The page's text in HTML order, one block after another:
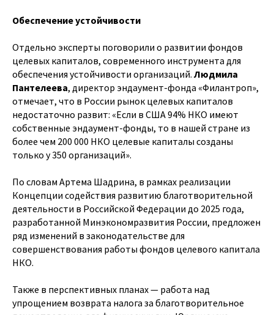
Обеспечение устойчивости
Отдельно эксперты поговорили о развитии фондов
целевых капиталов, современного инструмента для
обеспечения устойчивости организаций. Людмила
Пантелеева, директор эндаумент-фонда «Филантроп»,
отмечает, что в России рынок целевых капиталов
недостаточно развит: «Если в США 94% НКО имеют
собственные эндаумент-фонды, то в нашей стране из
более чем 200 000 НКО целевые капиталы созданы
только у 350 организаций».
По словам Артема Шадрина, в рамках реализации
Концепции содействия развитию благотворительной
деятельности в Российской Федерации до 2025 года,
разработанной Минэкономразвития России, предложен
ряд изменений в законодательстве для
совершенствования работы фондов целевого капитала
НКО.
Также в перспективных планах — работа над
упрощением возврата налога за благотворительное